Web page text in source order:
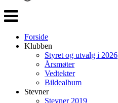
Veksle
navigasjon
Forside
Klubben
Styret og utvalg i 2026
Årsmøter
Vedtekter
Bildealbum
Stevner
Stevner 2019